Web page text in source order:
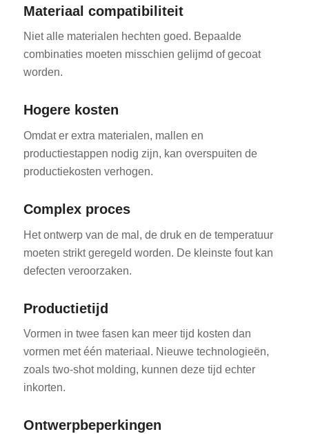
Materiaal compatibiliteit
Niet alle materialen hechten goed. Bepaalde
combinaties moeten misschien gelijmd of gecoat
worden.
Hogere kosten
Omdat er extra materialen, mallen en
productiestappen nodig zijn, kan overspuiten de
productiekosten verhogen.
Complex proces
Het ontwerp van de mal, de druk en de temperatuur
moeten strikt geregeld worden. De kleinste fout kan
defecten veroorzaken.
Productietijd
Vormen in twee fasen kan meer tijd kosten dan
vormen met één materiaal. Nieuwe technologieën,
zoals two-shot molding, kunnen deze tijd echter
inkorten.
Ontwerpbeperkingen